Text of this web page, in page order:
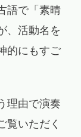
語で「素晴
、活動名を
的にもすご
理由で演奏
覧いただく